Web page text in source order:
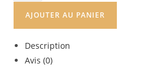
AJOUTER AU PANIER
Description
Avis (0)